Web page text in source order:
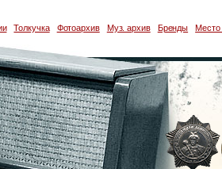
Толкучка Фотоархив Муз. архив Бренды Место